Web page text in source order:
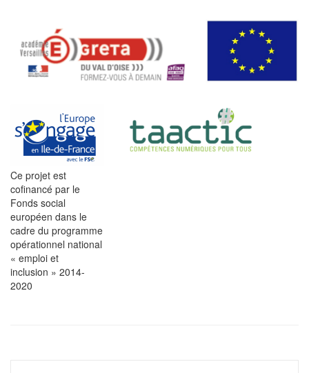
Ce projet est
cofinancé par le
Fonds social
européen dans le
cadre du programme
opérationnel national
« emploi et
inclusion » 2014-
2020